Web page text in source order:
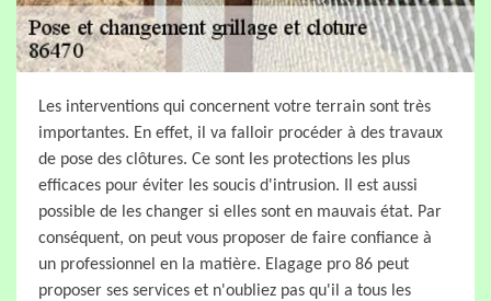
Les interventions qui concernent votre terrain sont très
importantes. En effet, il va falloir procéder à des travaux
de pose des clôtures. Ce sont les protections les plus
efficaces pour éviter les soucis d'intrusion. Il est aussi
possible de les changer si elles sont en mauvais état. Par
conséquent, on peut vous proposer de faire confiance à
un professionnel en la matière. Elagage pro 86 peut
proposer ses services et n'oubliez pas qu'il a tous les